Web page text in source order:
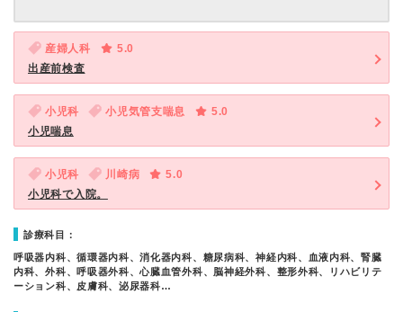
産婦人科
5.0
出産前検査
小児科 小児気管支喘息
5.0
小児喘息
小児科 川崎病
5.0
小児科で入院。
診療科目：
呼吸器内科、循環器内科、消化器内科、糖尿病科、神経内科、血液内科、腎臓
内科、外科、呼吸器外科、心臓血管外科、脳神経外科、整形外科、リハビリテ
ーション科、皮膚科、泌尿器科…